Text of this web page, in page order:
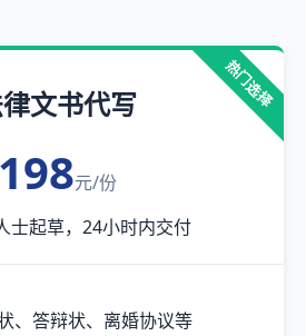
热门选择
文书代写
198元/份
士起草，24小时内交付
、答辩状、离婚协议等